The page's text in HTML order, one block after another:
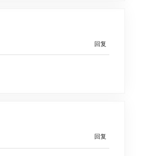
回复
回复